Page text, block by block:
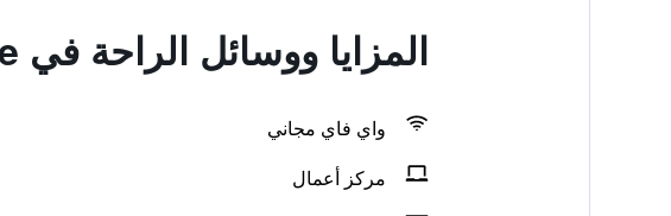
المزايا ووسائل الراحة في Piazza Cavour Suite
واي فاي مجاني
مركز أعمال